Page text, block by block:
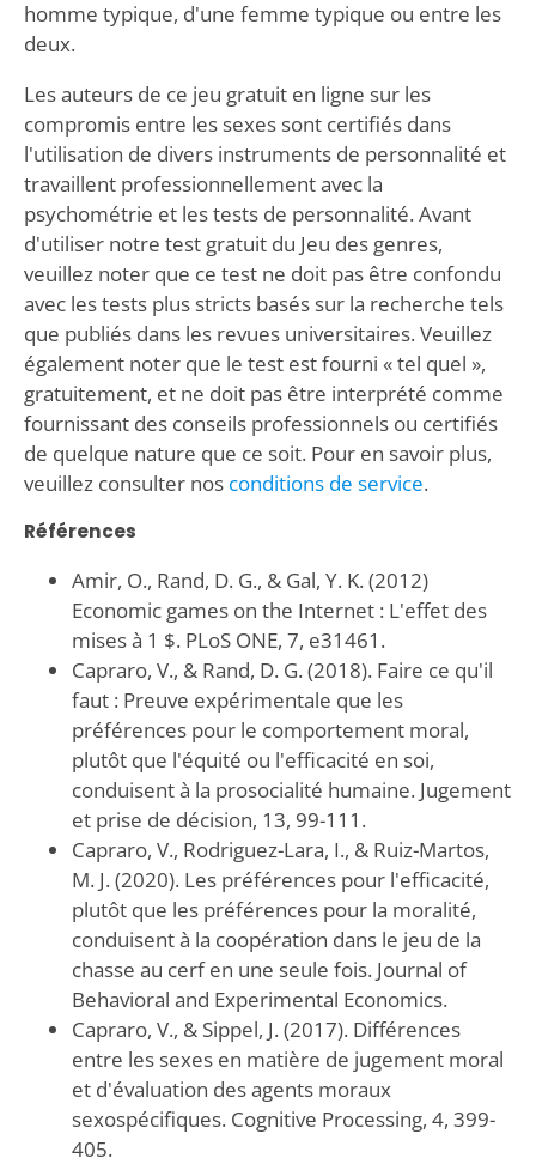
homme typique, d'une femme typique ou entre les
deux.
Les auteurs de ce jeu gratuit en ligne sur les
compromis entre les sexes sont certifiés dans
l'utilisation de divers instruments de personnalité et
travaillent professionnellement avec la
psychométrie et les tests de personnalité. Avant
d'utiliser notre test gratuit du Jeu des genres,
veuillez noter que ce test ne doit pas être confondu
avec les tests plus stricts basés sur la recherche tels
que publiés dans les revues universitaires. Veuillez
également noter que le test est fourni « tel quel »,
gratuitement, et ne doit pas être interprété comme
fournissant des conseils professionnels ou certifiés
de quelque nature que ce soit. Pour en savoir plus,
veuillez consulter nos conditions de service.
Références
Amir, O., Rand, D. G., & Gal, Y. K. (2012)
Economic games on the Internet : L'effet des
mises à 1 $. PLoS ONE, 7, e31461.
Capraro, V., & Rand, D. G. (2018). Faire ce qu'il
faut : Preuve expérimentale que les
préférences pour le comportement moral,
plutôt que l'équité ou l'efficacité en soi,
conduisent à la prosocialité humaine. Jugement
et prise de décision, 13, 99-111.
Capraro, V., Rodriguez-Lara, I., & Ruiz-Martos,
M. J. (2020). Les préférences pour l'efficacité,
plutôt que les préférences pour la moralité,
conduisent à la coopération dans le jeu de la
chasse au cerf en une seule fois. Journal of
Behavioral and Experimental Economics.
Capraro, V., & Sippel, J. (2017). Différences
entre les sexes en matière de jugement moral
et d'évaluation des agents moraux
sexospécifiques. Cognitive Processing, 4, 399-
405.